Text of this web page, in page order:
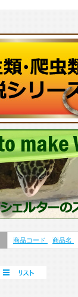
商品コード 商品名